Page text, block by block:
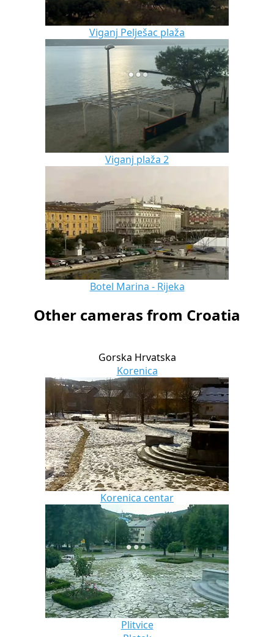
Viganj Pelješac plaža
Viganj plaža 2
Botel Marina - Rijeka
Other cameras from Croatia
Gorska Hrvatska
Korenica
Korenica centar
Plitvice